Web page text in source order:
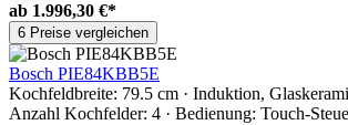
ab 1.996,30 €*
6 Preise vergleichen
Bosch PIE84KBB5E
Kochfeldbreite: 79.5 cm · Induktion,
Anzahl Kochfelder: 4 · Bedienung: Touch-